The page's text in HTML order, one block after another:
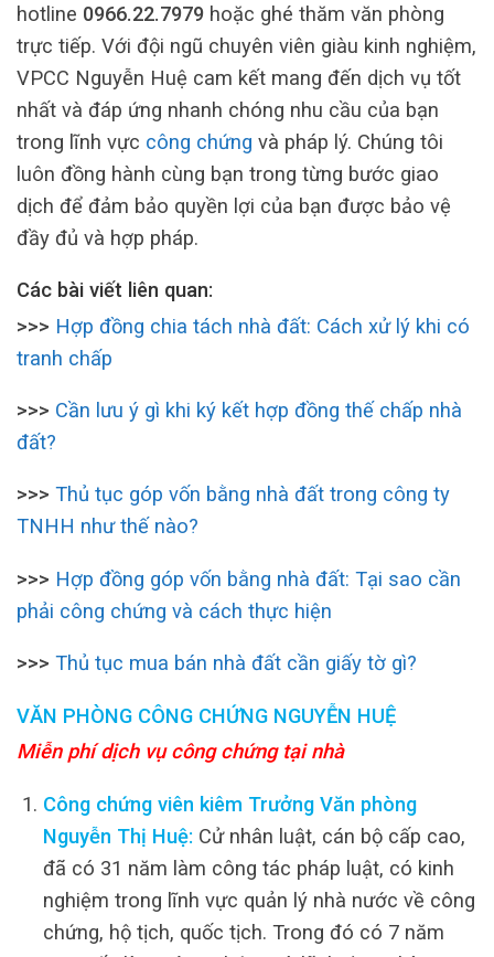
hotline 0966.22.7979 hoặc ghé thăm văn phòng
trực tiếp. Với đội ngũ chuyên viên giàu kinh nghiệm,
VPCC Nguyễn Huệ cam kết mang đến dịch vụ tốt
nhất và đáp ứng nhanh chóng nhu cầu của bạn
trong lĩnh vực công chứng và pháp lý. Chúng tôi
luôn đồng hành cùng bạn trong từng bước giao
dịch để đảm bảo quyền lợi của bạn được bảo vệ
đầy đủ và hợp pháp.
Các bài viết liên quan:
>>> Hợp đồng chia tách nhà đất: Cách xử lý khi có
tranh chấp
>>> Cần lưu ý gì khi ký kết hợp đồng thế chấp nhà
đất?
>>> Thủ tục góp vốn bằng nhà đất trong công ty
TNHH như thế nào?
>>> Hợp đồng góp vốn bằng nhà đất: Tại sao cần
phải công chứng và cách thực hiện
>>> Thủ tục mua bán nhà đất cần giấy tờ gì?
VĂN PHÒNG CÔNG CHỨNG NGUYỄN HUỆ
Miễn phí dịch vụ công chứng tại nhà
Công chứng viên kiêm Trưởng Văn phòng
Nguyễn Thị Huệ: Cử nhân luật, cán bộ cấp cao,
đã có 31 năm làm công tác pháp luật, có kinh
nghiệm trong lĩnh vực quản lý nhà nước về công
chứng, hộ tịch, quốc tịch. Trong đó có 7 năm